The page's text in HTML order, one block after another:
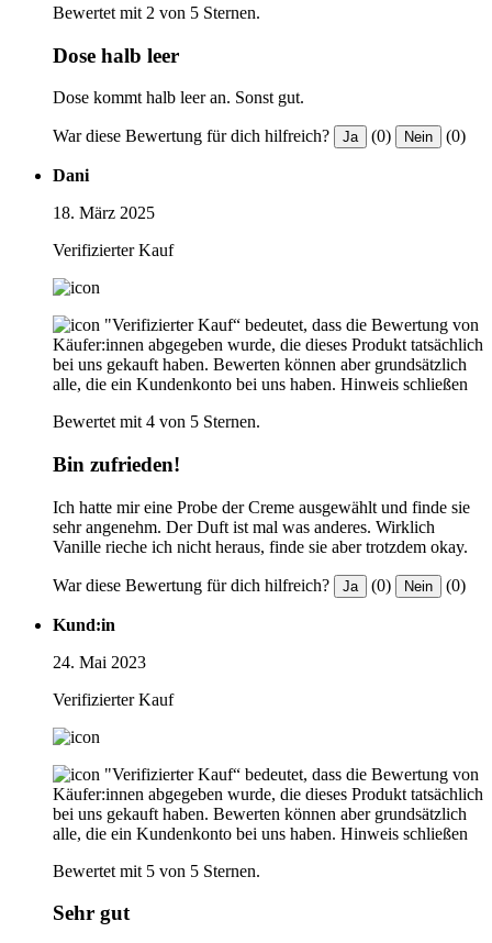
Bewertet mit 2 von 5 Sternen.
Dose halb leer
Dose kommt halb leer an. Sonst gut.
War diese Bewertung für dich hilfreich? Ja (0) Nein (0)
Dani
18. März 2025
Verifizierter Kauf
"Verifizierter Kauf“ bedeutet, dass die Bewertung von
Käufer:innen abgegeben wurde, die dieses Produkt tatsächlich
bei uns gekauft haben. Bewerten können aber grundsätzlich
alle, die ein Kundenkonto bei uns haben. Hinweis schließen
Bewertet mit 4 von 5 Sternen.
Bin zufrieden!
Ich hatte mir eine Probe der Creme ausgewählt und finde sie
sehr angenehm. Der Duft ist mal was anderes. Wirklich
Vanille rieche ich nicht heraus, finde sie aber trotzdem okay.
War diese Bewertung für dich hilfreich? Ja (0) Nein (0)
Kund:in
24. Mai 2023
Verifizierter Kauf
"Verifizierter Kauf“ bedeutet, dass die Bewertung von
Käufer:innen abgegeben wurde, die dieses Produkt tatsächlich
bei uns gekauft haben. Bewerten können aber grundsätzlich
alle, die ein Kundenkonto bei uns haben. Hinweis schließen
Bewertet mit 5 von 5 Sternen.
Sehr gut